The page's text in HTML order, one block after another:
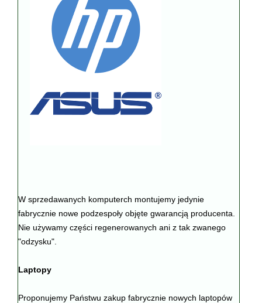
W sprzedawanych komputerch montujemy jedynie
fabrycznie nowe podzespoły objęte gwarancją producenta.
Nie używamy części regenerowanych ani z tak zwanego
"odzysku".
Laptopy
Proponujemy Państwu zakup fabrycznie nowych laptopów